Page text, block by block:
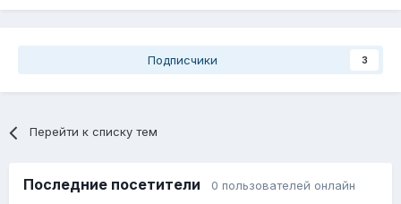
Подписчики 3
Перейти к списку тем
Последние посетители 0 пользователей онлайн